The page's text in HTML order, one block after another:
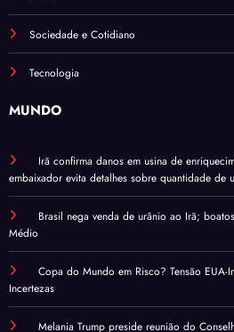
Sociedade e Cotidiano
Tecnologia
MUNDO
Irã confirma danos em usina de
embaixador evita detalhes sobre quantidade de
Brasil nega venda de urânio ao Irã;
Médio
Copa do Mundo em Risco? Tensão
Incertezas
Melania Trump preside reunião do